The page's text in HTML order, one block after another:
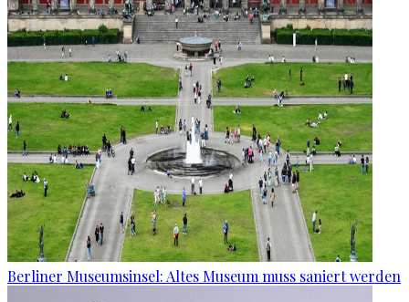
Berliner Museumsinsel: Altes Museum muss saniert werden